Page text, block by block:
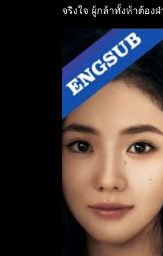
จริงใจ ผู้กล้าทั้งห้าต้อ